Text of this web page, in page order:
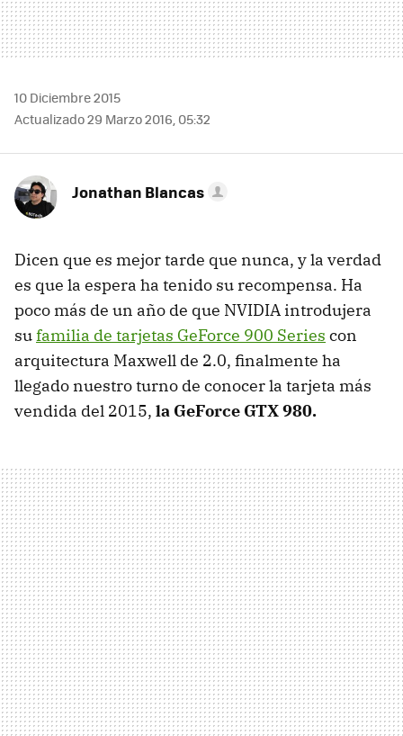
10 Diciembre 2015
Actualizado 29 Marzo 2016, 05:32
Jonathan Blancas
Dicen que es mejor tarde que nunca, y la verdad
es que la espera ha tenido su recompensa. Ha
poco más de un año de que NVIDIA introdujera
sufamilia de tarjetas GeForce 900 Series con
arquitectura Maxwell de 2.0, finalmente ha
llegado nuestro turno de conocer la tarjeta más
vendida del 2015, la GeForce GTX 980.